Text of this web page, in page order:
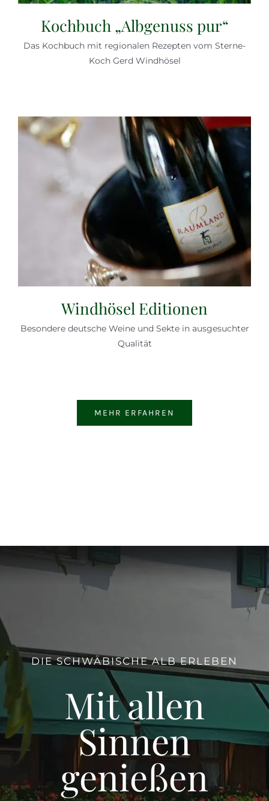
Kochbuch „Albgenuss pur“
Das Kochbuch mit regionalen Rezepten vom Sterne-
Koch Gerd Windhösel
Windhösel Editionen
Besondere deutsche Weine und Sekte in ausgesuchter
Qualität
MEHR ERFAHREN
DIE SCHWÄBISCHE ALB ERLEBEN
Mit allen
Sinnen
genießen